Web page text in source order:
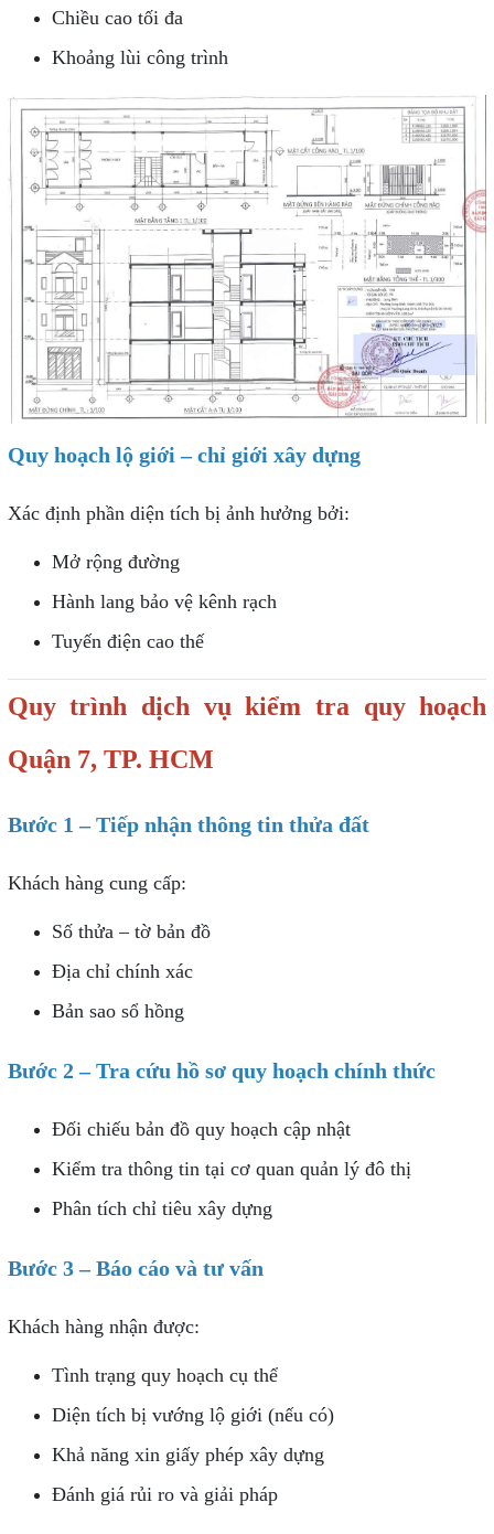
Chiều cao tối đa
Khoảng lùi công trình
Quy hoạch lộ giới – chỉ giới xây dựng
Xác định phần diện tích bị ảnh hưởng bởi:
Mở rộng đường
Hành lang bảo vệ kênh rạch
Tuyến điện cao thế
Quy trình dịch vụ kiểm tra quy hoạch
Quận 7, TP. HCM
Bước 1 – Tiếp nhận thông tin thửa đất
Khách hàng cung cấp:
Số thửa – tờ bản đồ
Địa chỉ chính xác
Bản sao sổ hồng
Bước 2 – Tra cứu hồ sơ quy hoạch chính thức
Đối chiếu bản đồ quy hoạch cập nhật
Kiểm tra thông tin tại cơ quan quản lý đô thị
Phân tích chỉ tiêu xây dựng
Bước 3 – Báo cáo và tư vấn
Khách hàng nhận được:
Tình trạng quy hoạch cụ thể
Diện tích bị vướng lộ giới (nếu có)
Khả năng xin giấy phép xây dựng
Đánh giá rủi ro và giải pháp